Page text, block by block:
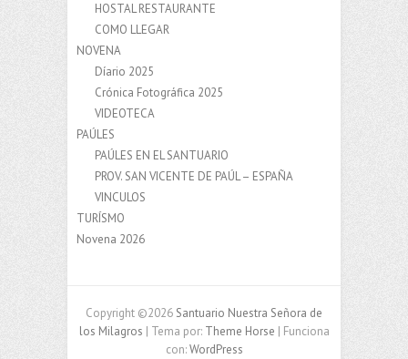
HOSTAL RESTAURANTE
COMO LLEGAR
NOVENA
Díario 2025
Crónica Fotográfica 2025
VIDEOTECA
PAÚLES
PAÚLES EN EL SANTUARIO
PROV. SAN VICENTE DE PAÚL – ESPAÑA
VINCULOS
TURÍSMO
Novena 2026
Copyright ©2026 Santuario Nuestra Señora de
los Milagros | Tema por: Theme Horse | Funciona
con:WordPress